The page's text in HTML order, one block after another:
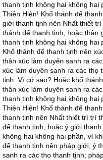
thanh tịnh không hai không hai
Thiện Hiện! Khổ thánh đế
giới thanh tịnh nên Nhất thiết
thánh đế thanh tịnh, hoặc thân
thanh tịnh không hai không hai
Khổ thánh đế thanh tịnh nên
thân xúc làm duyên sanh ra
xúc làm duyên sanh ra các thọ
tịnh. Vì cớ sao? Hoặc khổ
thân xúc làm duyên sanh ra
thanh tịnh không hai không hai
Thiện Hiện! Khổ thánh đế
thanh tịnh nên Nhất thiết trí trí
đế thanh tịnh, hoặc ý giới
không hai không hai phần, vì
đế thanh tịnh nên pháp giới, ý
sanh ra các thọ thanh tịnh;